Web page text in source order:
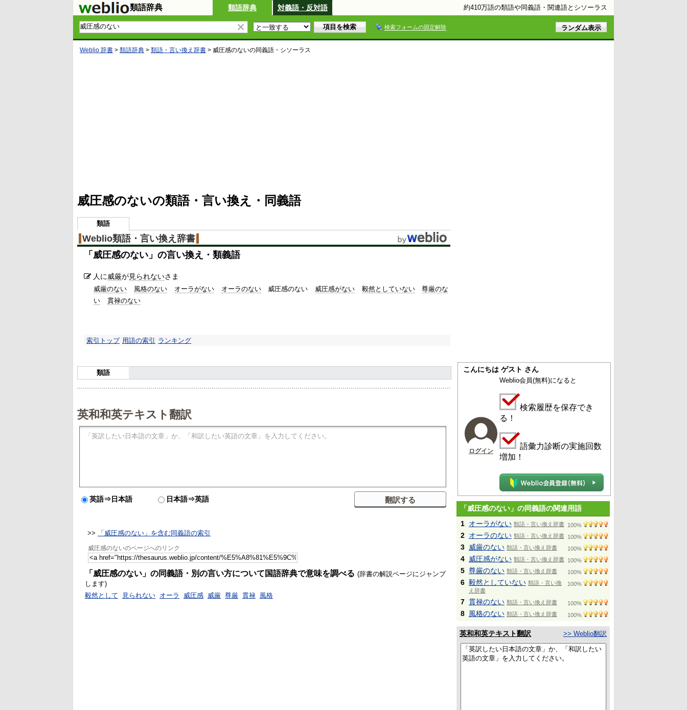
類語辞典 類語辞典 対義語・反対語 約410万語の類語や同義語・関連語とシソーラス
検索フォームの固定解除
Weblio 辞書 > 類語辞典 > 類語・言い換え辞書 > 威圧感のないの同義語・シソーラス
4
9
%
威圧感のないの類語・言い換え・同義語
類語
Weblio類語・言い換え辞書
「 威圧感のない 」の言い換え・類義語
人に威厳が見られないさま
威厳のない 風格のない オーラがない オーラのない 威圧感のない 威圧感がない 毅然としていない
尊厳のな
い
貫禄のない
索引トップ 用語の索引 ランキング
類語
英和和英テキスト翻訳
英語⇒日本語 日本語⇒英語
>> 「威圧感のない」を含む同義語の索引
威圧感のないのページへのリンク
「威圧感のない」の同義語・別の言い方について国語辞典で意味を調べる (辞書の解説ページにジャンプ
します)
毅然として
見られない オーラ 威圧感 威厳 尊厳 貫禄 風格
こんにちは ゲスト さん
ログイン
Weblio会員(無料)になると
検索履歴を保存でき
る！
語彙力診断の実施回数
増加！
「威圧感のない」の同義語の関連用語
1 オーラがない 類語・言い換え辞書 100%
2 オーラのない 類語・言い換え辞書 100%
3 威厳のない 類語・言い換え辞書 100%
4 威圧感がない 類語・言い換え辞書 100%
5 尊厳のない 類語・言い換え辞書 100%
6 毅然としていない 類語・言い換
え辞書
100%
7 貫禄のない 類語・言い換え辞書 100%
8 風格のない 類語・言い換え辞書 100%
英和和英テキスト翻訳 >> Weblio翻訳